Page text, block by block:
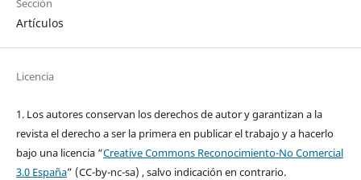
Sección
Artículos
Licencia
1. Los autores conservan los derechos de autor y garantizan a la
revista el derecho a ser la primera en publicar el trabajo y a hacerlo
bajo una licencia “Creative Commons Reconocimiento-No Comercial
3.0 España” (CC-by-nc-sa) , salvo indicación en contrario.